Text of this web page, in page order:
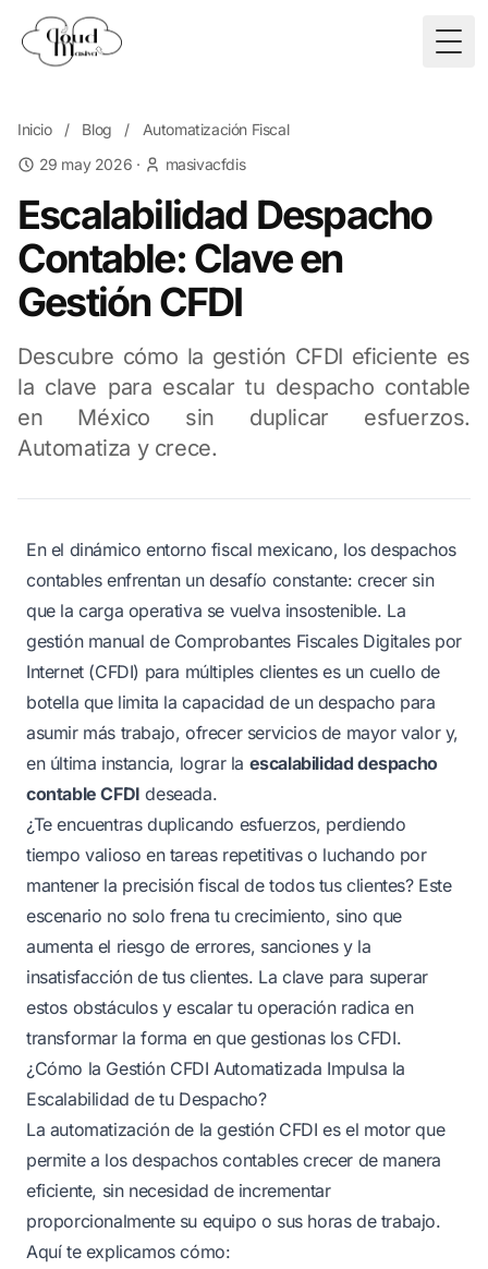
Inicio / Blog /
Automatización Fiscal
29 may 2026 · masivacfdis
Escalabilidad Despacho
Contable: Clave en
Gestión CFDI
Descubre cómo la gestión CFDI eficiente es
la clave para escalar tu despacho contable
en México sin duplicar esfuerzos.
Automatiza y crece.
En el dinámico entorno fiscal mexicano, los despachos
contables enfrentan un desafío constante: crecer sin
que la carga operativa se vuelva insostenible. La
gestión manual de Comprobantes Fiscales Digitales por
Internet (CFDI) para múltiples clientes es un cuello de
botella que limita la capacidad de un despacho para
asumir más trabajo, ofrecer servicios de mayor valor y,
en última instancia, lograr la escalabilidad despacho
contable CFDI deseada.
¿Te encuentras duplicando esfuerzos, perdiendo
tiempo valioso en tareas repetitivas o luchando por
mantener la precisión fiscal de todos tus clientes? Este
escenario no solo frena tu crecimiento, sino que
aumenta el riesgo de errores, sanciones y la
insatisfacción de tus clientes. La clave para superar
estos obstáculos y escalar tu operación radica en
transformar la forma en que gestionas los CFDI.
¿Cómo la Gestión CFDI Automatizada Impulsa la
Escalabilidad de tu Despacho?
La automatización de la gestión CFDI es el motor que
permite a los despachos contables crecer de manera
eficiente, sin necesidad de incrementar
proporcionalmente su equipo o sus horas de trabajo.
Aquí te explicamos cómo: